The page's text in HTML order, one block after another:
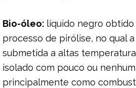
Bio-óleo: líquido negro
processo de pirólise, no qual
submetida a altas
isolado com pouco ou
principalmente como